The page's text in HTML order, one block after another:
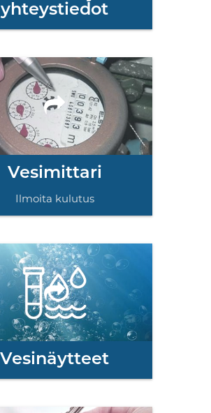
yhteystiedot
Vesimittari
Ilmoita kulutus
Vesinäytteet